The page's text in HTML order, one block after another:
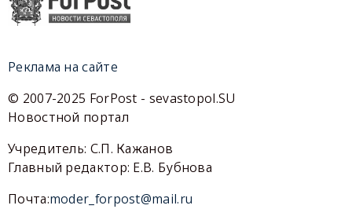
Реклама на сайте
© 2007-2025 ForPost - sevastopol.SU
Новостной портал
Учредитель: С.П. Кажанов
Главный редактор: Е.В. Бубнова
Почта:moder_forpost@mail.ru